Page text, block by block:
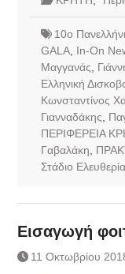
10ο
GALA, In-On
Μαγγανάς
Ελληνική
Κωνσταντίνος
Γιανναδάκης
ΠΕΡΙΦΕΡΕΙΑ
Γαβαλάκη
Στάδιο
Εισαγωγή
11 Οκτωβρίου